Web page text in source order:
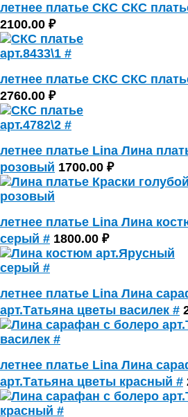
летнее платье СКС СКС
2100.00 ₽
летнее платье СКС СКС
2760.00 ₽
летнее платье Lina Лина
розовый 1700.00 ₽
летнее платье Lina Лина
серый # 1800.00 ₽
летнее платье Lina Лина
арт.Татьяна цветы василек #
летнее платье Lina Лина
арт.Татьяна цветы красный #